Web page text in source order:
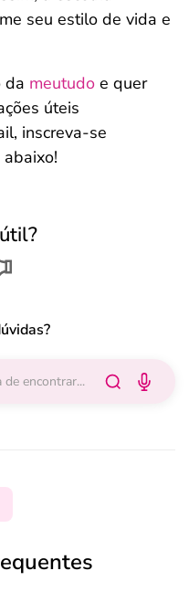
seu estilo de vida e
da meutudo e quer
úteis
inscreva-se